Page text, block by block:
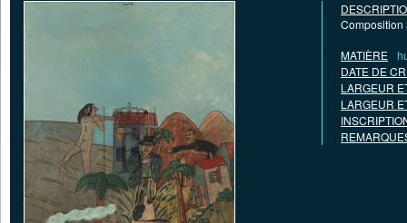
Composition
MATIÈRE
DATE DE
LARGEUR
LARGEUR